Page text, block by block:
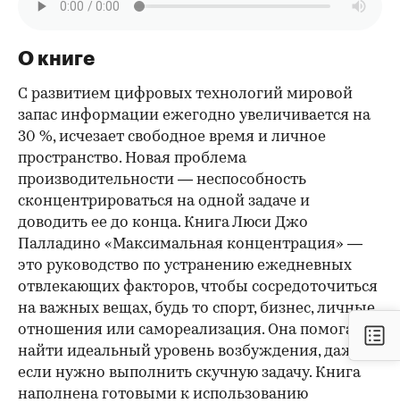
О книге
С развитием цифровых технологий мировой
запас информации ежегодно увеличивается на
30 %, исчезает свободное время и личное
пространство. Новая проблема
производительности — неспособность
сконцентрироваться на одной задаче и
доводить ее до конца. Книга Люси Джо
Палладино «Максимальная концентрация» —
это руководство по устранению ежедневных
отвлекающих факторов, чтобы сосредоточиться
на важных вещах, будь то спорт, бизнес, личные
отношения или самореализация. Она помогает
найти идеальный уровень возбуждения, даже
если нужно выполнить скучную задачу. Книга
наполнена готовыми к использованию